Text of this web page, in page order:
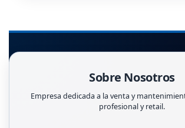
Sobre Nosotros
Empresa dedicada a la venta y
profesional y retail.